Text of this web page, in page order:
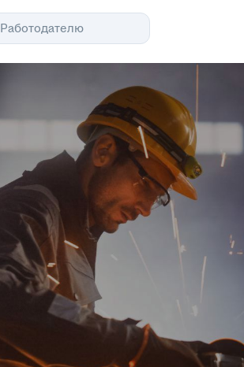
Работодателю